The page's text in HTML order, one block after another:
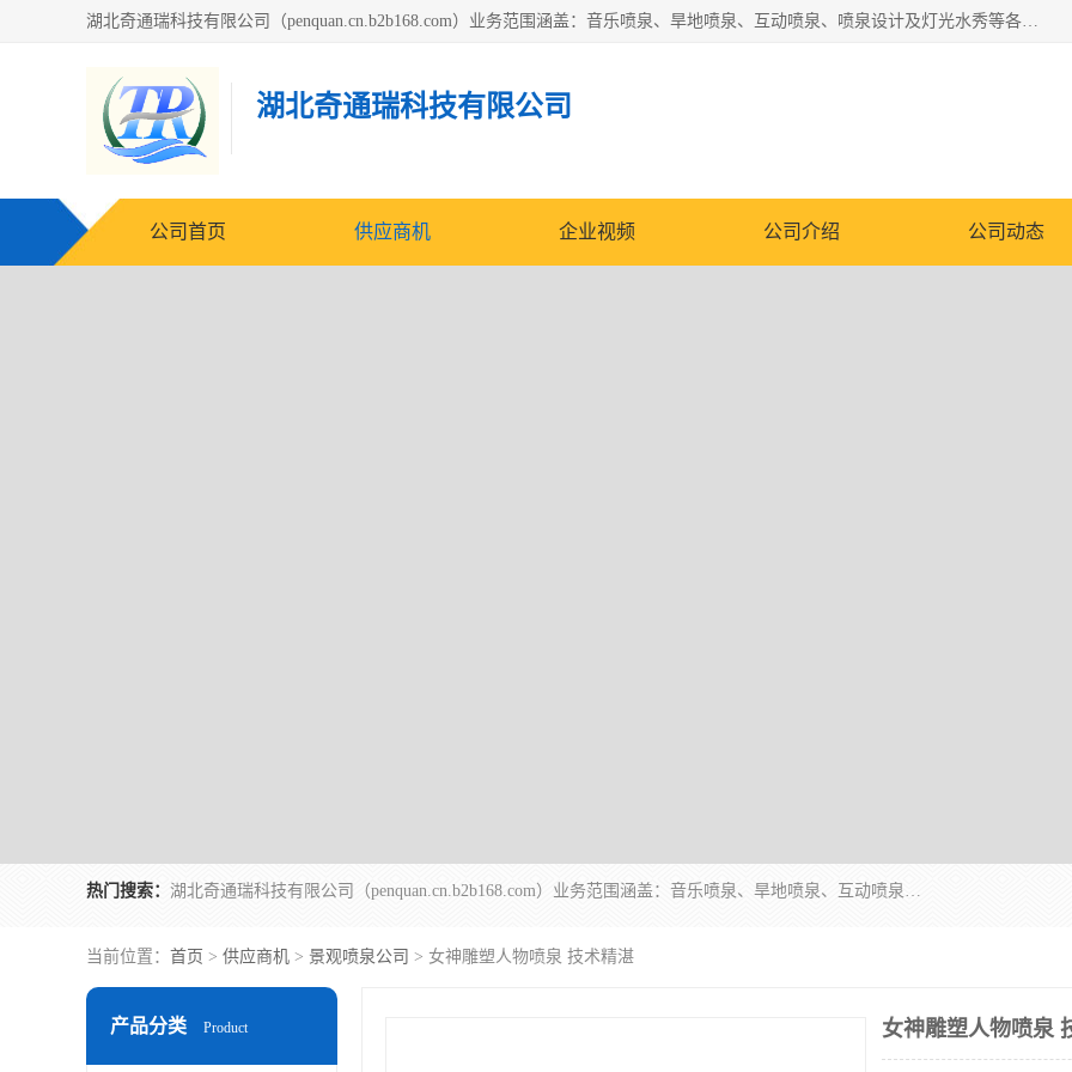
湖北奇通瑞科技有限公司（penquan.cn.b2b168.com）业务范围涵盖：音乐喷泉、旱地喷泉、互动喷泉、喷泉设计及灯光水秀等各类水景工程，广泛应用于公园、城市广场、商业综合体、旅游景区、住宅社区等领域。
湖北奇通瑞科技有限公司
公司首页 供应商机 企业视频 公司介绍 公司动态
热门搜索： 湖北奇通瑞科技有限公司（penquan.cn.b2b168.com）业务范围涵盖：音乐喷泉、旱地喷泉、互动喷泉、喷泉设计及灯光水秀等各类水景工程，广泛应用于公园、城市广场、商业综合体、旅游景区、住宅社区等领域。
当前位置： 首页 > 供应商机 > 景观喷泉公司 > 女神雕塑人物喷泉 技术精湛
产品分类 Product 女神雕塑人物喷泉